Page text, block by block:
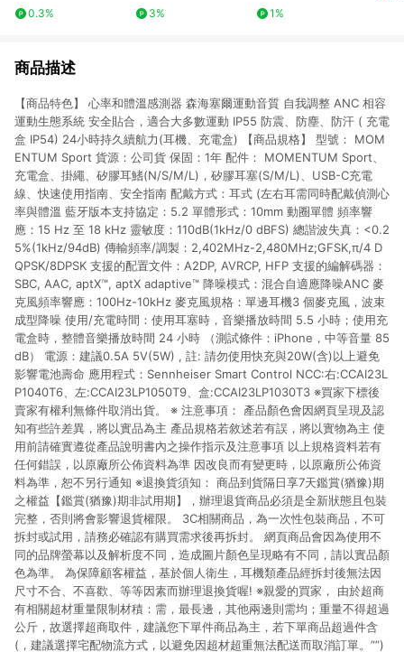
0.3%
3%
1%
商品描述
【商品特色】 心率和體溫感測器 森海塞爾運動音質 自我調整 ANC 相容
運動生態系統 安全貼合，適合大多數運動 IP55 防震、防塵、防汗 ( 充電
盒 IP54) 24小時持久續航力(耳機、充電盒) 【商品規格】 型號： MOM
ENTUM Sport 貨源：公司貨 保固：1年 配件： MOMENTUM Sport、
充電盒、掛繩、矽膠耳鰭(N/S/M/L)，矽膠耳塞(S/M/L)、USB-C充電
線、快速使用指南、安全指南 配戴方式：耳式 (左右耳需同時配戴偵測心
率與體溫 藍牙版本支持協定：5.2 單體形式：10mm 動圈單體 頻率響
應：15 Hz 至 18 kHz 靈敏度：110dB(1kHz/0 dBFS) 總諧波失真：<0.2
5%(1kHz/94dB) 傳輸頻率/調製：2,402MHz-2,480MHz;GFSK,π/4 D
QPSK/8DPSK 支援的配置文件：A2DP, AVRCP, HFP 支援的編解碼器：
SBC, AAC, aptX™, aptX adaptive™ 降噪模式：混合自適應降噪ANC 麥
克風頻率響應：100Hz-10kHz 麥克風規格：單邊耳機3 個麥克風，波束
成型降噪 使用/充電時間：使用耳塞時，音樂播放時間 5.5 小時；使用充
電盒時，整體音樂播放時間 24 小時 （測試條件：iPhone，中等音量 85
dB） 電源：建議0.5A 5V(5W) , 註: 請勿使用快充與20W(含)以上避免
影響電池壽命 應用程式：Sennheiser Smart Control NCC:右:CCAI23L
P1040T6、左:CCAI23LP1050T9、盒:CCAI23LP1030T3 ※買家下標後
賣家有權利無條件取消出貨。 ※ 注意事項： 產品顏色會因網頁呈現及認
知有些許差異，將以實品為主 產品規格若敘述若有誤，將以實物為主 使
用前請確實遵從產品說明書內之操作指示及注意事項 以上規格資料若有
任何錯誤，以原廠所公佈資料為準 因改良而有變更時，以原廠所公佈資
料為準，恕不另行通知 ※退換貨須知： 商品到貨隔日享7天鑑賞(猶豫)期
之權益【鑑賞(猶豫)期非試用期】，辦理退貨商品必須是全新狀態且包裝
完整，否則將會影響退貨權限。 3C相關商品，為一次性包裝商品，不可
拆封或試用，請務必確認有購買需求後再拆封。 網頁商品會因為使用不
同的品牌螢幕以及解析度不同，造成圖片顏色呈現略有不同，請以實品顏
色為準。 為保障顧客權益，基於個人衛生，耳機類產品經拆封後無法因
尺寸不合、不喜歡、等等因素而辦理退換貨喔! ※親愛的買家， 由於超商
有相關超材重量限制材積：需，最長邊，其他兩邊則需均；重量不得超過
公斤，故選擇超商取件，建議您下單件商品為主，若下單商品超過件含
(，建議選擇宅配物流方式，以避免因超材超重無法配送而取消訂單。””)